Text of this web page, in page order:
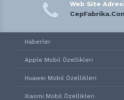
Web Site Adresi
Haberler
Apple Mobil Özellikleri
Huawei Mobil Özellikleri
Xiaomi Mobil Özellikleri